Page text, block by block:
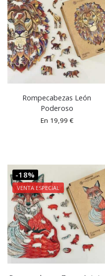
Rompecabezas León
Poderoso
En 19,99€
-18%
VENTA ESPECIAL